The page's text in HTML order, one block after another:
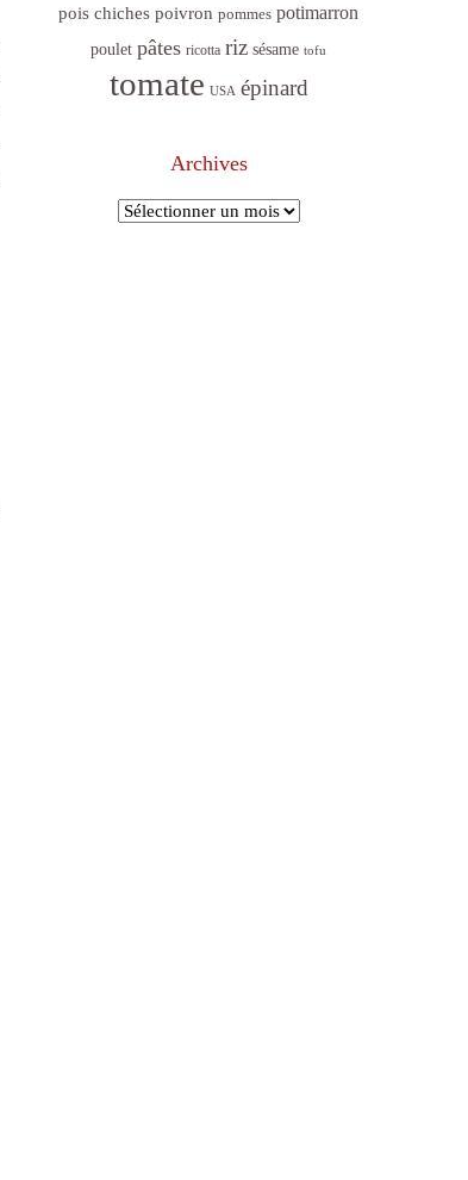
pois chiches poivron pommes potimarron
poulet pâtes ricotta riz sésame tofu
tomate USA épinard
Archives
Archives